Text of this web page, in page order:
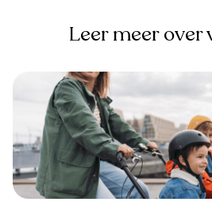
Leer meer over